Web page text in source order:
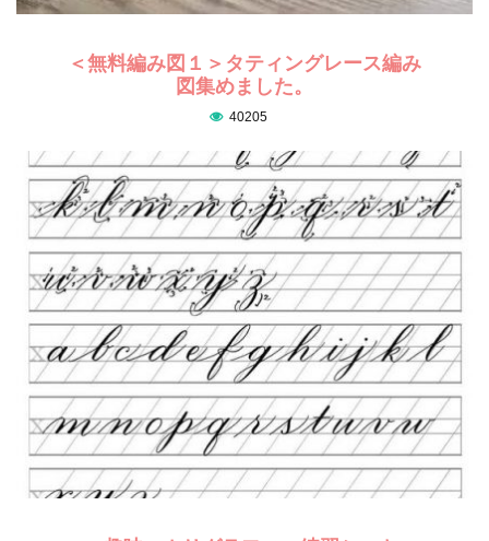
＜無料編み図１＞タティングレース編み
図集めました。
40205